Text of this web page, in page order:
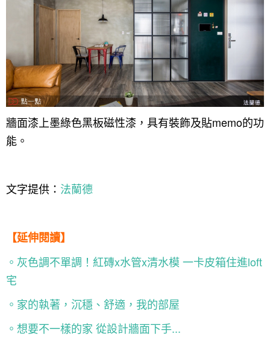
牆面漆上墨綠色黑板磁性漆，具有裝飾及貼memo的功
能。
文字提供： 法蘭德
【延伸閱讀】
。灰色調不單調！紅磚x水管x清水模 一卡皮箱住進loft
宅
。家的執著，沉穩、舒適，我的部屋
。想要不一樣的家 從設計牆面下手...